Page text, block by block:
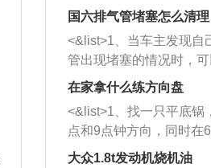
牌，但是中高低端的轮胎
也是为了更好的开拓市场
国六排气管堵塞怎么清理
<&list>1、当车主发现自
管出现堵塞的情况时，
者是细棍，直接将杂物给
堵塞情况比较严重，也
施。 <&list>2、直接利
杂物推到排气管里面的
三元催化器拆解开，就可
在家拿什么练方向盘
<&list>1、找一只平底锅
点和9点钟方向，同时在
方向做一个标记。
大众1.8t发动机烧机油